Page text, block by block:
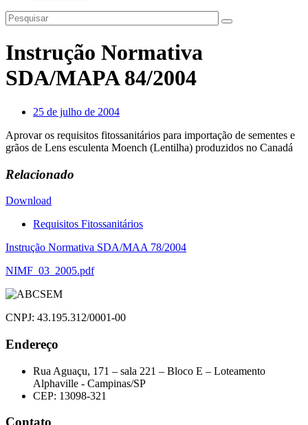
Instrução Normativa
SDA/MAPA 84/2004
25 de julho de 2004
Aprovar os requisitos fitossanitários para importação de sementes e
grãos de Lens esculenta Moench (Lentilha) produzidos no Canadá
Relacionado
Download
Requisitos Fitossanitários
Navegação
de
Post
Instrução Normativa SDA/MAA 78/2004
NIMF_03_2005.pdf
CNPJ: 43.195.312/0001-00
Endereço
Rua Aguaçu, 171 – sala 221 – Bloco E – Loteamento
Alphaville - Campinas/SP
CEP: 13098-321